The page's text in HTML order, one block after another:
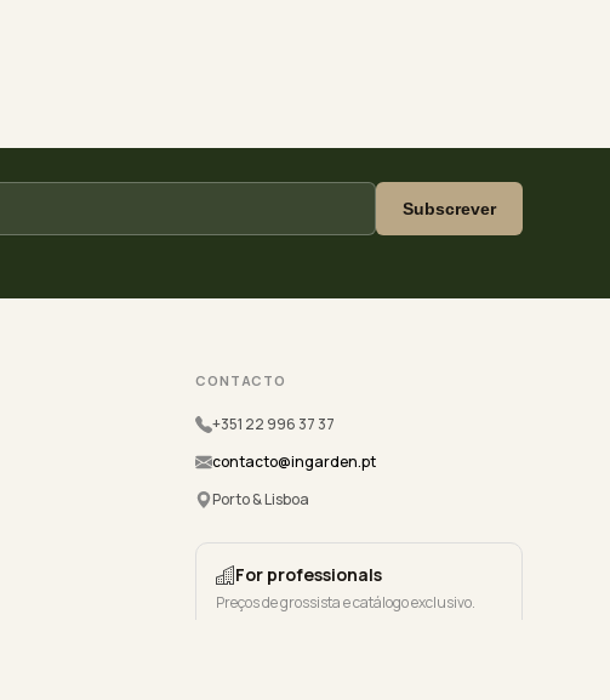
Subscrever
CONTACTO
+351 22 996 37 37
contacto@ingarden.pt
Porto & Lisboa
For professionals
Preços de grossista e catálogo exclusivo.